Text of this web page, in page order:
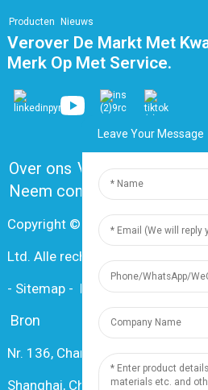
Producten Nieuws
Verover De Markt Met
Merk Op Met Service.
Over ons Veelgestelde
Neem contact met ons op
Copyright © 2024 Shanghai
Ltd. Alle rechten voorbehouden.
- Sitemap- Resource
Bron
Nr. 136, Changxiang Rd.,
Shanghai, China
Leave Your Message